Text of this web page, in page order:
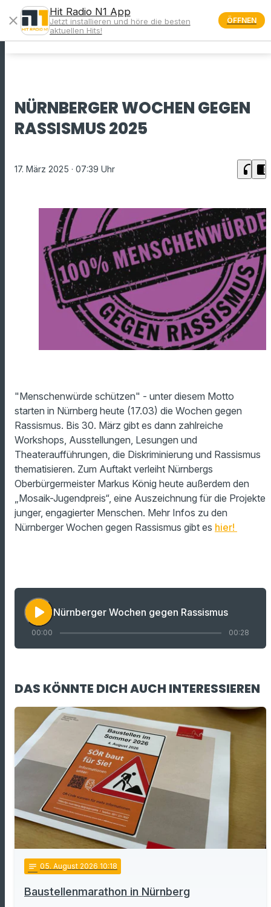
menu
NÜRNBERGER WOCHEN GEGEN
RASSISMUS 2025
17. März 2025 · 07:39 Uhr headphones chrome_reader_mode
"Menschenwürde schützen" - unter diesem Motto
starten in Nürnberg heute (17.03) die Wochen gegen
Rassismus. Bis 30. März gibt es dann zahlreiche
Workshops, Ausstellungen, Lesungen und
Theateraufführungen, die Diskriminierung und Rassismus
thematisieren. Zum Auftakt verleiht Nürnbergs
Oberbürgermeister Markus König heute außerdem den
„Mosaik-Jugendpreis“, eine Auszeichnung für die Projekte
junger, engagierter Menschen. Mehr Infos zu den
Nürnberger Wochen gegen Rassismus gibt es hier!
play_arrow Nürnberger Wochen gegen Rassismus
00:00 00:28
DAS KÖNNTE DICH AUCH INTERESSIEREN
notes 05. August 2026 10:18
Baustellenmarathon in Nürnberg
close
Hit Radio N1 App
Jetzt installieren und höre die besten
aktuellen Hits!
ÖFFNEN